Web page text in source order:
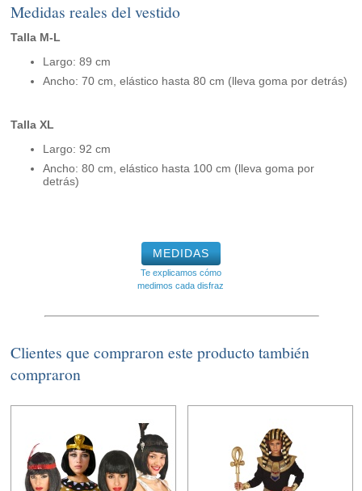
Medidas reales del vestido
Talla M-L
Largo: 89 cm
Ancho: 70 cm, elástico hasta 80 cm (lleva goma por detrás)
Talla XL
Largo: 92 cm
Ancho: 80 cm, elástico hasta 100 cm (lleva goma por
detrás)
MEDIDAS
Te explicamos cómo
medimos cada disfraz
Clientes que compraron este producto también
compraron